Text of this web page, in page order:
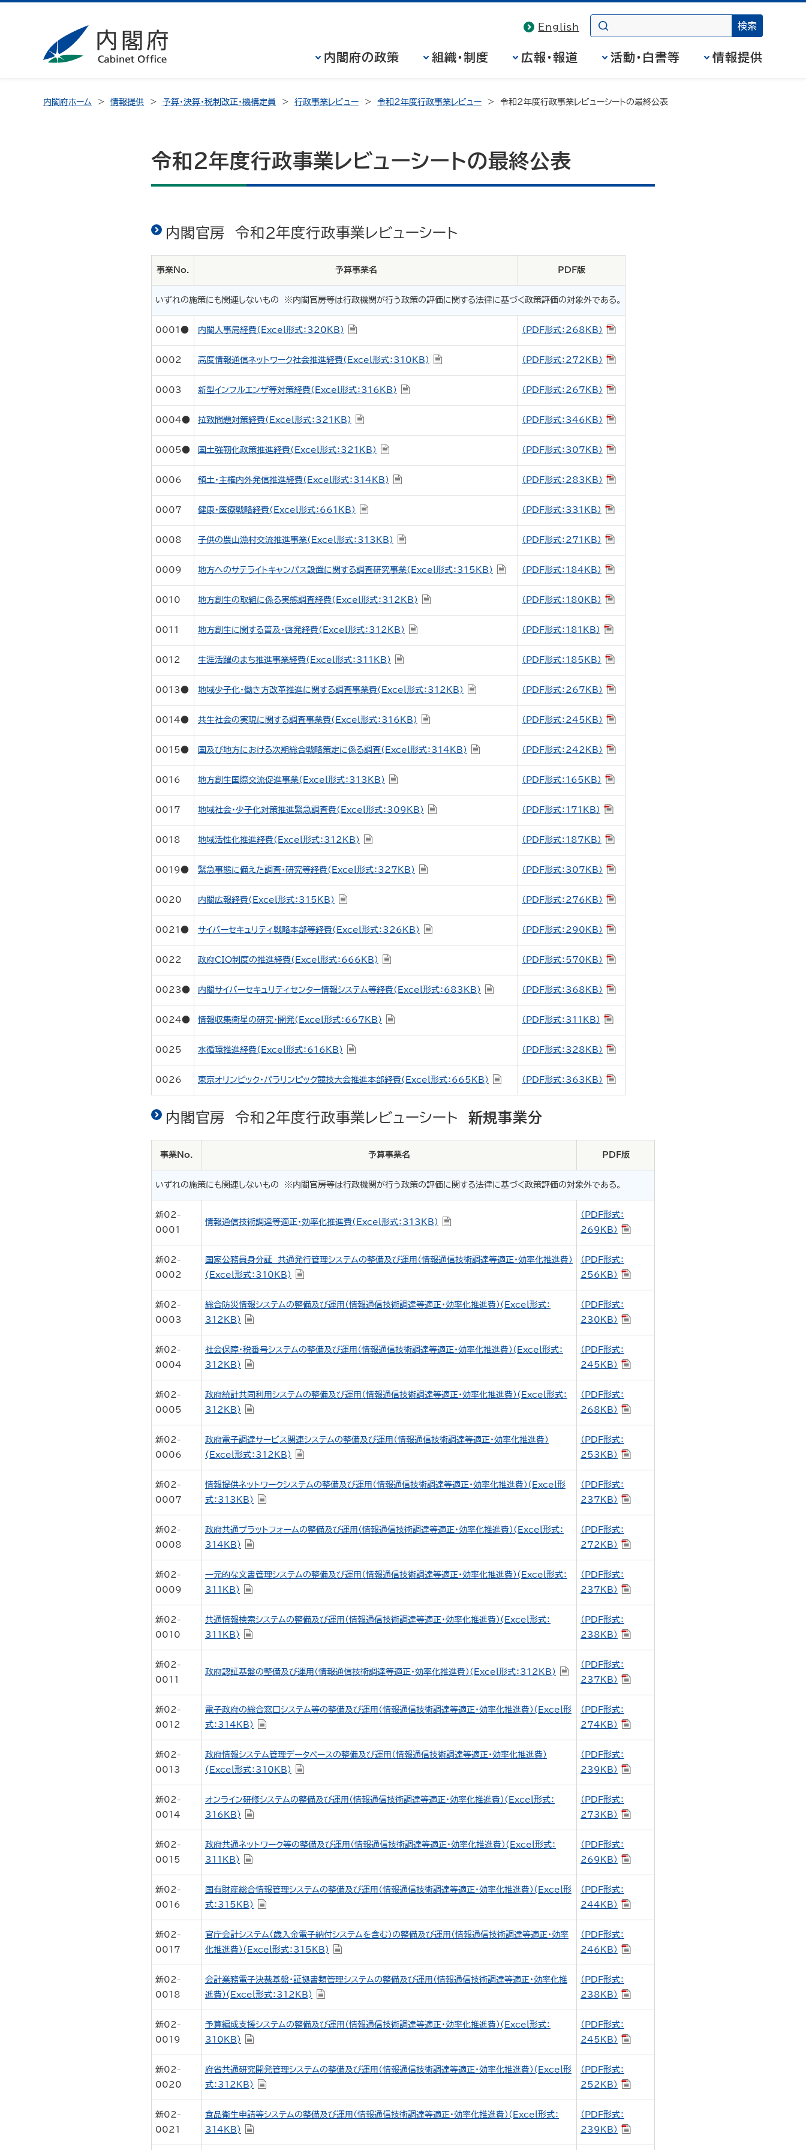
English
内閣府の政策 組織・制度 広報・報道 活動・白書等 情報提供
内閣府ホーム 情報提供 予算・決算・税制改正・機構定員 行政事業レビュー 令和２年度行政事業レビュー 令和２年度行政事業レビューシートの最終公表
令和２年度行政事業レビューシートの最終公表
内閣官房 令和２年度行政事業レビューシート
事業No. 予算事業名 PDF版
いずれの施策にも関連しないもの ※内閣官房等は行政機関が行う政策の評価に関する法律に基づく政策評価の対象外である。
0001● 内閣人事局経費(Excel形式：320KB) （PDF形式：268KB）
0002 高度情報通信ネットワーク社会推進経費(Excel形式：310KB) （PDF形式：272KB）
0003 新型インフルエンザ等対策経費(Excel形式：316KB) （PDF形式：267KB）
0004● 拉致問題対策経費(Excel形式：321KB) （PDF形式：346KB）
0005● 国土強靭化政策推進経費(Excel形式：321KB) （PDF形式：307KB）
0006 領土・主権内外発信推進経費(Excel形式：314KB) （PDF形式：283KB）
0007 健康・医療戦略経費(Excel形式：661KB) （PDF形式：331KB）
0008 子供の農山漁村交流推進事業(Excel形式：313KB) （PDF形式：271KB）
0009 地方へのサテライトキャンパス設置に関する調査研究事業(Excel形式：315KB) （PDF形式：184KB）
0010 地方創生の取組に係る実態調査経費(Excel形式：312KB) （PDF形式：180KB）
0011 地方創生に関する普及・啓発経費(Excel形式：312KB) （PDF形式：181KB）
0012 生涯活躍のまち推進事業経費(Excel形式：311KB) （PDF形式：185KB）
0013● 地域少子化・働き方改革推進に関する調査事業費(Excel形式：312KB) （PDF形式：267KB）
0014● 共生社会の実現に関する調査事業費(Excel形式：316KB) （PDF形式：245KB）
0015● 国及び地方における次期総合戦略策定に係る調査(Excel形式：314KB) （PDF形式：242KB）
0016 地方創生国際交流促進事業(Excel形式：313KB) （PDF形式：165KB）
0017 地域社会・少子化対策推進緊急調査費(Excel形式：309KB) （PDF形式：171KB）
0018 地域活性化推進経費(Excel形式：312KB) （PDF形式：187KB）
0019● 緊急事態に備えた調査・研究等経費(Excel形式：327KB) （PDF形式：307KB）
0020 内閣広報経費(Excel形式：315KB) （PDF形式：276KB）
0021● サイバーセキュリティ戦略本部等経費(Excel形式：326KB) （PDF形式：290KB）
0022 政府CIO制度の推進経費(Excel形式：666KB) （PDF形式：570KB）
0023● 内閣サイバーセキュリティセンター情報システム等経費(Excel形式：683KB) （PDF形式：368KB）
0024● 情報収集衛星の研究・開発(Excel形式：667KB) （PDF形式：311KB）
0025 水循環推進経費(Excel形式：616KB) （PDF形式：328KB）
0026 東京オリンピック・パラリンピック競技大会推進本部経費(Excel形式：665KB) （PDF形式：363KB）
内閣官房 令和２年度行政事業レビューシート 新規事業分
事業No. 予算事業名 PDF版
いずれの施策にも関連しないもの ※内閣官房等は行政機関が行う政策の評価に関する法律に基づく政策評価の対象外である。
新02-
0001
情報通信技術調達等適正・効率化推進費(Excel形式：313KB)
（PDF形式：
269KB）
新02-
0002
国家公務員身分証 共通発行管理システムの整備及び運用（情報通信技術調達等適正・効率化推進費）
(Excel形式：310KB)
（PDF形式：
256KB）
新02-
0003
総合防災情報システムの整備及び運用（情報通信技術調達等適正・効率化推進費）(Excel形式：
312KB)
（PDF形式：
230KB）
新02-
0004
社会保障・税番号システムの整備及び運用（情報通信技術調達等適正・効率化推進費）(Excel形式：
312KB)
（PDF形式：
245KB）
新02-
0005
政府統計共同利用システムの整備及び運用（情報通信技術調達等適正・効率化推進費）(Excel形式：
312KB)
（PDF形式：
268KB）
新02-
0006
政府電子調達サービス関連システムの整備及び運用（情報通信技術調達等適正・効率化推進費）
(Excel形式：312KB)
（PDF形式：
253KB）
新02-
0007
情報提供ネットワークシステムの整備及び運用（情報通信技術調達等適正・効率化推進費）(Excel形
式：313KB)
（PDF形式：
237KB）
新02-
0008
政府共通プラットフォームの整備及び運用（情報通信技術調達等適正・効率化推進費）(Excel形式：
314KB)
（PDF形式：
272KB）
新02-
0009
一元的な文書管理システムの整備及び運用（情報通信技術調達等適正・効率化推進費）(Excel形式：
311KB)
（PDF形式：
237KB）
新02-
0010
共通情報検索システムの整備及び運用（情報通信技術調達等適正・効率化推進費）(Excel形式：
311KB)
（PDF形式：
238KB）
新02-
0011
政府認証基盤の整備及び運用（情報通信技術調達等適正・効率化推進費）(Excel形式：312KB)
（PDF形式：
237KB）
新02-
0012
電子政府の総合窓口システム等の整備及び運用（情報通信技術調達等適正・効率化推進費）(Excel形
式：314KB)
（PDF形式：
274KB）
新02-
0013
政府情報システム管理データベースの整備及び運用（情報通信技術調達等適正・効率化推進費）
(Excel形式：310KB)
（PDF形式：
239KB）
新02-
0014
オンライン研修システムの整備及び運用（情報通信技術調達等適正・効率化推進費）(Excel形式：
316KB)
（PDF形式：
273KB）
新02-
0015
政府共通ネットワーク等の整備及び運用（情報通信技術調達等適正・効率化推進費）(Excel形式：
311KB)
（PDF形式：
269KB）
新02-
0016
国有財産総合情報管理システムの整備及び運用（情報通信技術調達等適正・効率化推進費）(Excel形
式：315KB)
（PDF形式：
244KB）
新02-
0017
官庁会計システム（歳入金電子納付システムを含む）の整備及び運用（情報通信技術調達等適正・効率
化推進費）(Excel形式：315KB)
（PDF形式：
246KB）
新02-
0018
会計業務電子決裁基盤・証拠書類管理システムの整備及び運用（情報通信技術調達等適正・効率化推
進費）(Excel形式：312KB)
（PDF形式：
238KB）
新02-
0019
予算編成支援システムの整備及び運用（情報通信技術調達等適正・効率化推進費）(Excel形式：
310KB)
（PDF形式：
245KB）
新02-
0020
府省共通研究開発管理システムの整備及び運用（情報通信技術調達等適正・効率化推進費）(Excel形
式：312KB)
（PDF形式：
252KB）
新02-
0021
食品衛生申請等システムの整備及び運用（情報通信技術調達等適正・効率化推進費）(Excel形式：
314KB)
（PDF形式：
239KB）